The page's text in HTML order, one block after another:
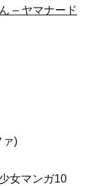
– ヤマナード
ァ)